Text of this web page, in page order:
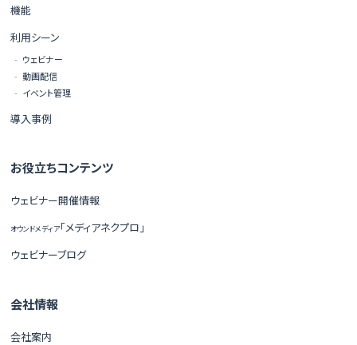
機能
利用シーン
ウェビナー
動画配信
イベント管理
導入事例
お役立ちコンテンツ
ウェビナー開催情報
オウンドメディア「メディアネクプロ」
ウェビナーブログ
会社情報
会社案内